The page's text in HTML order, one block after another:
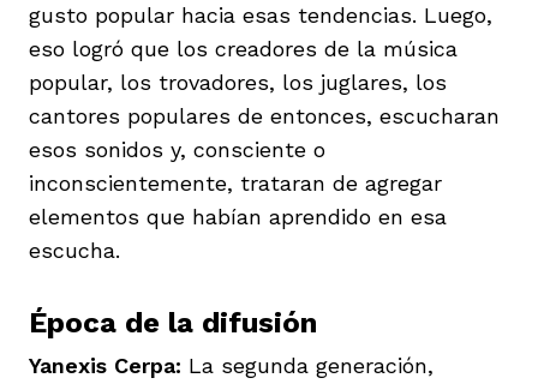
gusto popular hacia esas tendencias. Luego,
eso logró que los creadores de la música
popular, los trovadores, los juglares, los
cantores populares de entonces, escucharan
esos sonidos y, consciente o
inconscientemente, trataran de agregar
elementos que habían aprendido en esa
escucha.
Época de la difusión
Yanexis Cerpa: La segunda generación,